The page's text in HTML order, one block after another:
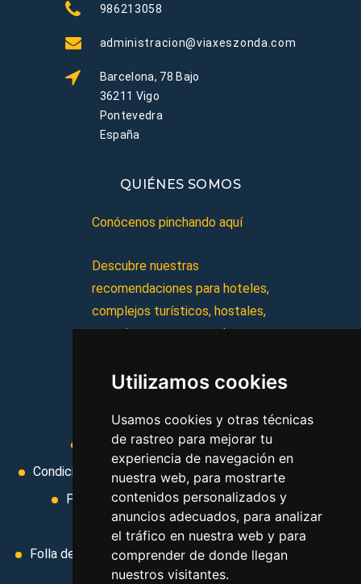
Utilizamos cookies
Usamos cookies y otras técnicas
de rastreo para mejorar tu
experiencia de navegación en
nuestra web, para mostrarte
contenidos personalizados y
anuncios adecuados, para analizar
el tráfico en nuestra web y para
comprender de donde llegan
nuestros visitantes.
986213058
administracion@viaxeszonda.com
Barcelona, 78 Bajo
36211 Vigo
Pontevedra
España
QUIÉNES SOMOS
Conócenos pinchando aquí
Descubre nuestras
recomendaciones para hoteles,
complejos turísticos, hostales,
vacaciones, paquetes de
Aviso legal
Condiciones de uso
Condiciones Generales
Ley de Viajes Combinados
Política de privacidad
Uso de cookies
Cambiar preferencias de cookies
Folla de Reclamación
Area privada